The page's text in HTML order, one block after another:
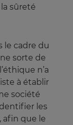
sûreté
le cadre du
sorte de
n’a
à établir
société
les
afin que le